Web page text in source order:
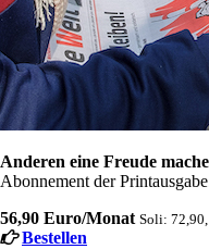
Anderen eine Freude
Abonnement der
56,90 Euro/Monat Soli:
Bestellen